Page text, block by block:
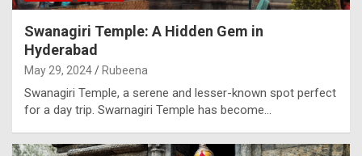
Swanagiri Temple: A Hidden Gem in
Hyderabad
May 29, 2024 Rubeena
Swanagiri Temple, a serene and lesser-known spot perfect
for a day trip. Swarnagiri Temple has become…